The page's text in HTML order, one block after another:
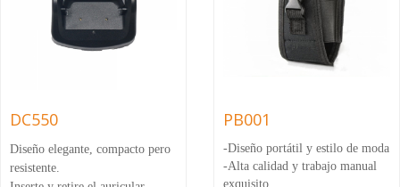
DC550
Diseño elegante, compacto pero
resistente.
PB001
-Diseño portátil y estilo de moda
-Alta calidad y trabajo manual
exquisito